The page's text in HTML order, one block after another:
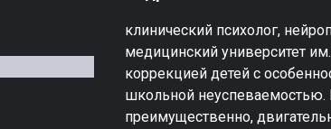
клинический психолог,
медицинский университет
коррекцией детей с
школьной неуспеваемостью.
преимущественно,